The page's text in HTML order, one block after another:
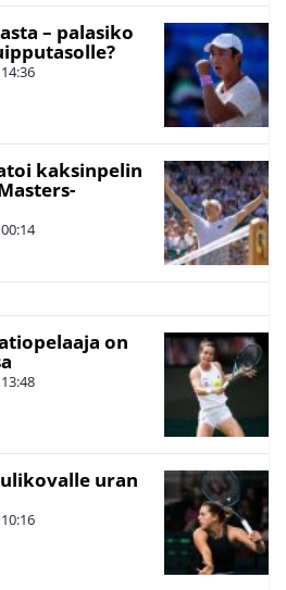
– palasiko
14:36
kaksinpelin
00:14
on
13:48
uran
10:16